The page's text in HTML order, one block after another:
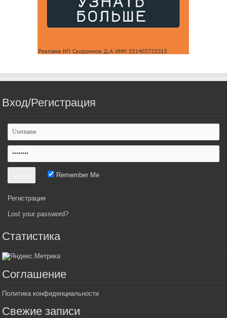
Вход/Регистрация
Remember Me
Регистрация
Lost your password?
Статистика
Соглашение
Политика конфиденциальности
Свежие записи